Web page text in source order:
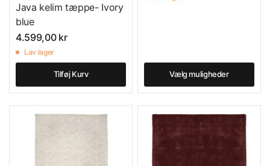
Java kelim tæppe- Ivory
blue
4.599,00 kr
Lav lager
Tilføj Kurv Vælg muligheder